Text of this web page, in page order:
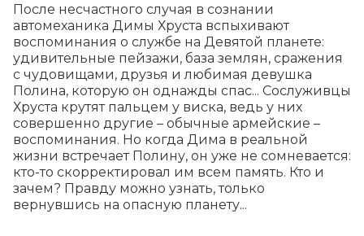
После несчастного случая в сознании
автомеханика Димы Хруста вспыхивают
воспоминания о службе на Девятой планете:
удивительные пейзажи, база землян, сражения
с чудовищами, друзья и любимая девушка
Полина, которую он однажды спас... Сослуживцы
Хруста крутят пальцем у виска, ведь у них
совершенно другие – обычные армейские –
воспоминания. Но когда Дима в реальной
жизни встречает Полину, он уже не сомневается:
кто-то скорректировал им всем память. Кто и
зачем? Правду можно узнать, только
вернувшись на опасную планету...